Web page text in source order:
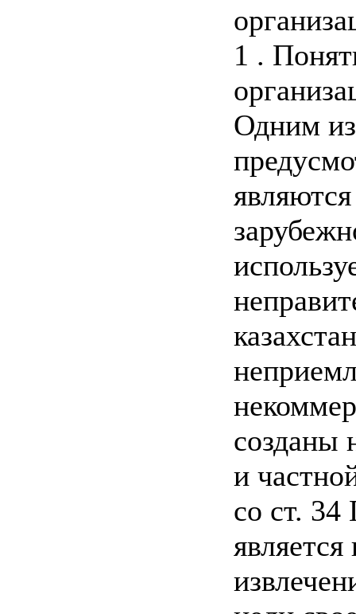
1 .
Одним
созданы
и
со ст. 34